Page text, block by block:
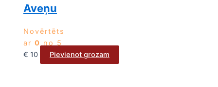
Aveņu
Novērtēts
ar 0 no 5
€ 10 Pievienot grozam